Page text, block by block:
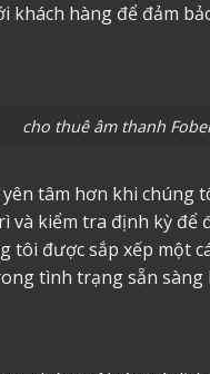
khách hàng để đảm
cho thuê âm thanh
tâm hơn khi chúng
và kiểm tra định kỳ
tôi được sắp xếp một
tình trạng sẵn sàng